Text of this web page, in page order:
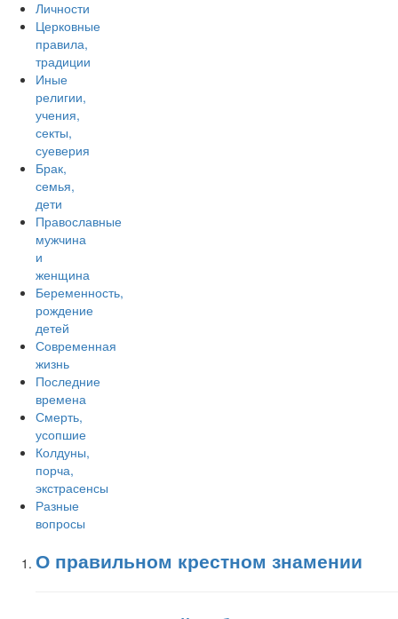
Личности
Церковные
правила,
традиции
Иные
религии,
учения,
секты,
суеверия
Брак,
семья,
дети
Православные
мужчина
и
женщина
Беременность,
рождение
детей
Современная
жизнь
Последние
времена
Смерть,
усопшие
Колдуны,
порча,
экстрасенсы
Разные
вопросы
О правильном крестном знамении